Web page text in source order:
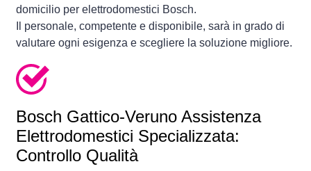
domicilio per elettrodomestici Bosch.
Il personale, competente e disponibile, sarà in grado di
valutare ogni esigenza e scegliere la soluzione migliore.
Bosch Gattico-Veruno Assistenza
Elettrodomestici Specializzata:
Controllo Qualità